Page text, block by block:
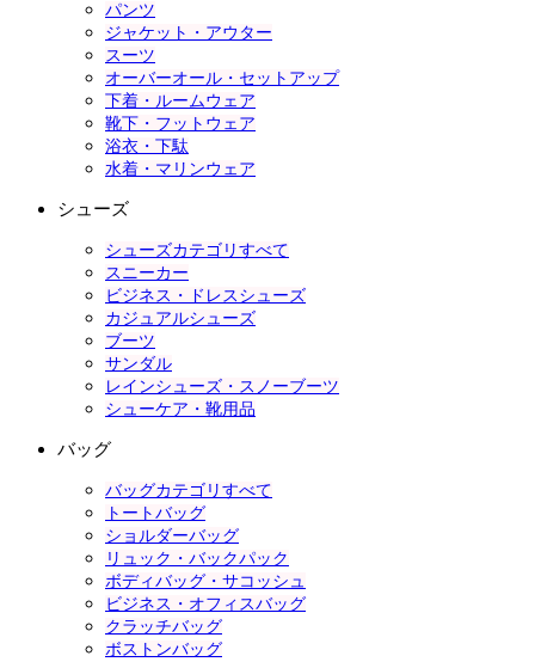
パンツ
ジャケット・アウター
スーツ
オーバーオール・セットアップ
下着・ルームウェア
靴下・フットウェア
浴衣・下駄
水着・マリンウェア
シューズ
シューズカテゴリすべて
スニーカー
ビジネス・ドレスシューズ
カジュアルシューズ
ブーツ
サンダル
レインシューズ・スノーブーツ
シューケア・靴用品
バッグ
バッグカテゴリすべて
トートバッグ
ショルダーバッグ
リュック・バックパック
ボディバッグ・サコッシュ
ビジネス・オフィスバッグ
クラッチバッグ
ボストンバッグ